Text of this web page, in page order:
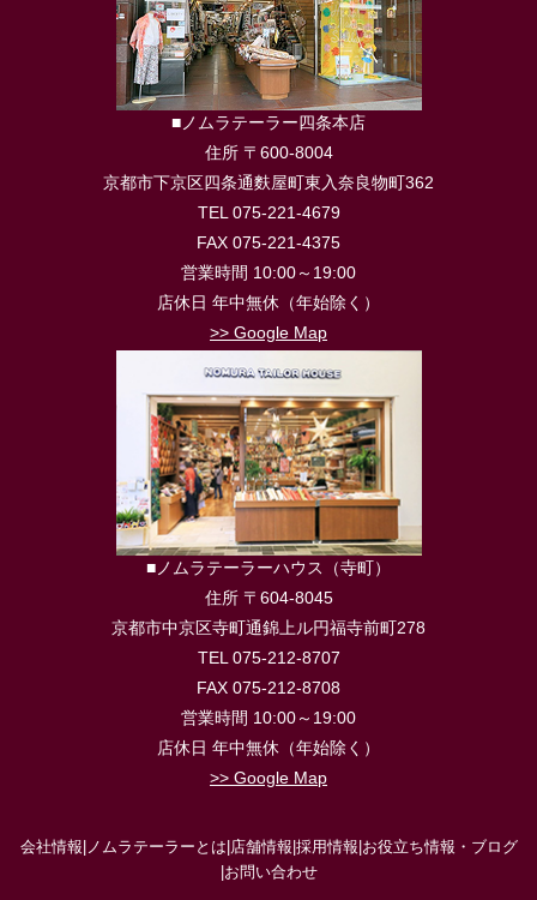
■ノムラテーラー四条本店
住所 〒600-8004
京都市下京区四条通麩屋町東入奈良物町362
TEL 075-221-4679
FAX 075-221-4375
営業時間 10:00～19:00
店休日 年中無休（年始除く）
>> Google Map
■ノムラテーラーハウス（寺町）
住所 〒604-8045
京都市中京区寺町通錦上ル円福寺前町278
TEL 075-212-8707
FAX 075-212-8708
営業時間 10:00～19:00
店休日 年中無休（年始除く）
>> Google Map
会社情報 ノムラテーラーとは 店舗情報 採用情報 お役立ち情報・ブログ
お問い合わせ